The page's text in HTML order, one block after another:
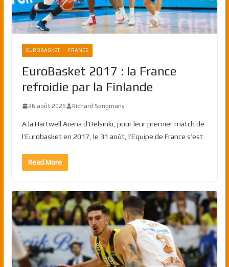
EUROBASKET FRANCE
EuroBasket 2017 : la France
refroidie par la Finlande
26 août 2025 Richard Sengmany
A la Hartwell Arena d’Helsinki, pour leur premier match de
l’Eurobasket en 2017, le 31 août, l’Equipe de France s’est
Read More